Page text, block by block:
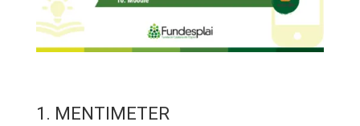
1. MENTIMETER